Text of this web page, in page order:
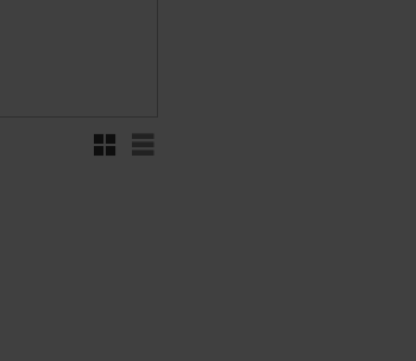
RutenettListe